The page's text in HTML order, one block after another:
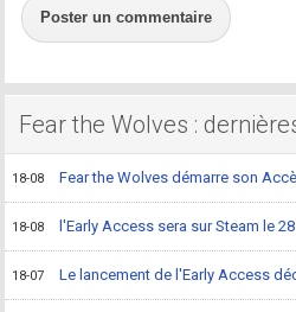
Poster un commentaire
Fear the Wolves :
18-08 Fear the Wolves démarre son
18-08 l'Early Access sera sur Steam le
18-07 Le lancement de l'Early Access